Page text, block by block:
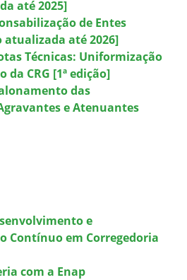
até 2025]
de Entes
atualizada até 2026]
Técnicas: Uniformização
CRG [1ª edição]
das
e Atenuantes
e
Contínuo em Corregedoria
com a Enap